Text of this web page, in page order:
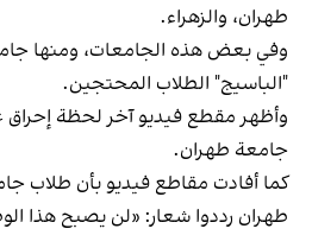
طهران، والزهراء.
وفي بعض هذه الجامعات، ومنها
"الباسيج" الطلاب المحتجين.
وأظهر مقطع فيديو آخر لحظة إحراق
جامعة طهران.
كما أفادت مقاطع فيديو بأن طلاب
طهران رددوا شعار: «لن يصبح هذا